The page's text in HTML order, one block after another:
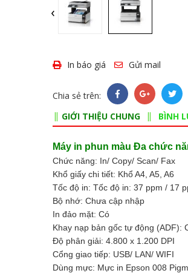
‹
In báo giá Gửi mail
Chia sẻ trên:
GIỚI THIỆU CHUNG BÌNH
Máy in phun màu Đa chức
Chức năng: In/ Copy/ Scan/ Fax
Khổ giấy chi tiết: Khổ A4, A5, A6
Tốc độ in: Tốc độ in: 37 ppm / 17
Bộ nhớ: Chưa cập nhập
In đảo mặt: Có
Khay nạp bản gốc tự động (ADF):
Độ phân giải: 4.800 x 1.200 DPI
Cổng giao tiếp: USB/ LAN/ WIFI
Dùng mực: Mực in Epson 008